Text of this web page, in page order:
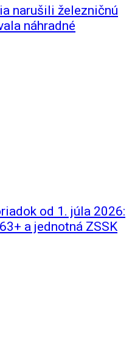
narušili železničnú
náhradné
od 1. júla 2026:
a jednotná ZSSK